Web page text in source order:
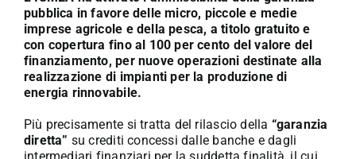
L’Agricoltore cuneese
Fotogallery
Lavora con noi
Contatti
pubblica in favore delle micro, piccole e medie
imprese agricole e della pesca, a titolo gratuito e
con copertura fino al 100 per cento del valore del
finanziamento, per nuove operazioni destinate alla
realizzazione di impianti per la produzione di
energia rinnovabile.
Più precisamente si tratta del rilascio della “garanzia
diretta” su crediti concessi dalle banche e dagli